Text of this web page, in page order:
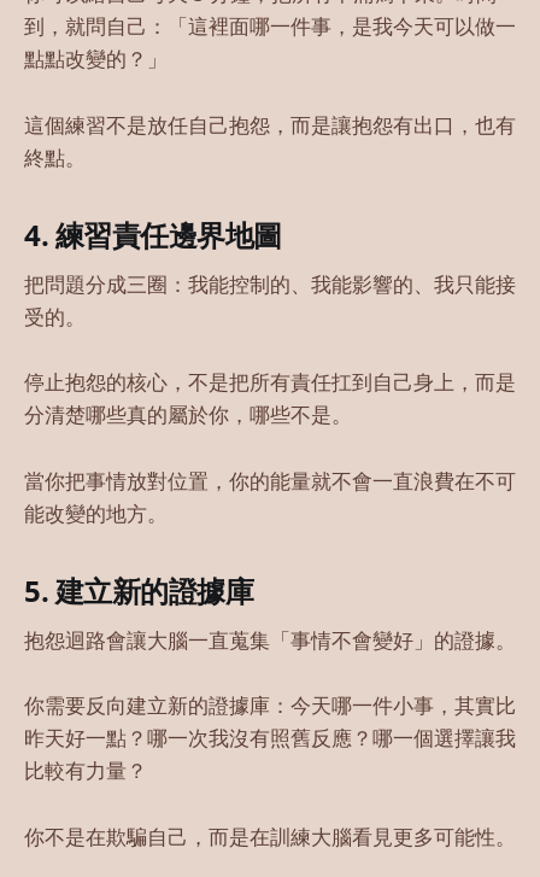
到，就問自己：「這裡面哪一件事，是我今天可以做一
點點改變的？」
這個練習不是放任自己抱怨，而是讓抱怨有出口，也有
終點。
4. 練習責任邊界地圖
把問題分成三圈：我能控制的、我能影響的、我只能接
受的。
停止抱怨的核心，不是把所有責任扛到自己身上，而是
分清楚哪些真的屬於你，哪些不是。
當你把事情放對位置，你的能量就不會一直浪費在不可
能改變的地方。
5. 建立新的證據庫
抱怨迴路會讓大腦一直蒐集「事情不會變好」的證據。
你需要反向建立新的證據庫：今天哪一件小事，其實比
昨天好一點？哪一次我沒有照舊反應？哪一個選擇讓我
比較有力量？
你不是在欺騙自己，而是在訓練大腦看見更多可能性。